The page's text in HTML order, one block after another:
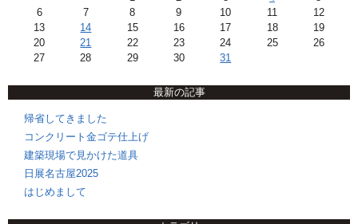
6
7 8 9 10 11
12
13
14 15 16 17 18
19
20
21 22 23 24 25
26
27
28 29 30 31
最新の記事
帰省してきました
コンクリート金ゴテ仕上げ
建築現場で見かけた道具
日展名古屋2025
はじめまして